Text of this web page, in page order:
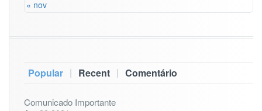
« nov
Popular | Recent | Comentário
Comunicado Importante